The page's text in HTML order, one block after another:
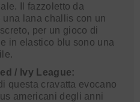
Il fazzoletto da
lana challis con un
per un gioco di
in elastico blu sono una
/ Ivy League:
questa cravatta evocano
americani degli anni